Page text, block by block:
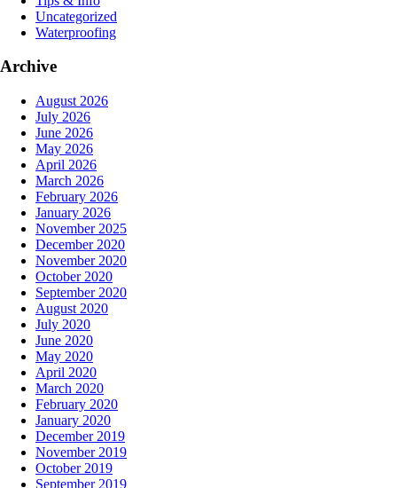
Uncategorized
Waterproofing
Archive
August 2026
July 2026
June 2026
May 2026
April 2026
March 2026
February 2026
January 2026
November 2025
December 2020
November 2020
October 2020
September 2020
August 2020
July 2020
June 2020
May 2020
April 2020
March 2020
February 2020
January 2020
December 2019
November 2019
October 2019
September 2019